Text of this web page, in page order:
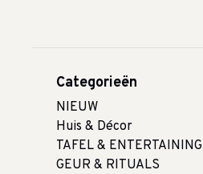
Categorieën
NIEUW
Huis & Décor
TAFEL & ENTERTAINING
GEUR & RITUALS